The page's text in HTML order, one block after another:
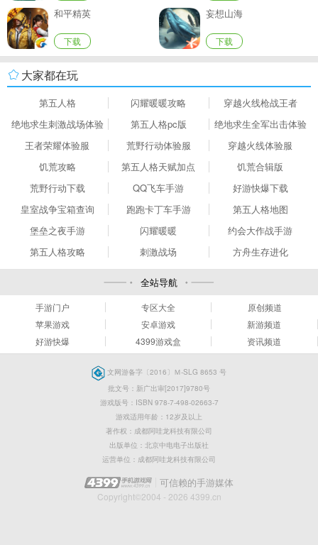
和平精英
下载
妄想山海
下载
大家都在玩
第五人格 闪耀暖暖攻略
穿越火线枪战王者
绝地求生刺激战场体验
第五人格pc版
绝地求生全军出击体验
王者荣耀体验服 荒野行动体验服
穿越火线体验服
饥荒攻略
第五人格天赋加点
饥荒合辑版
荒野行动下载
QQ飞车手游
好游快爆下载
皇室战争宝箱查询
跑跑卡丁车手游
第五人格地图
堡垒之夜手游
闪耀暖暖
约会大作战手游
第五人格攻略
刺激战场 方舟生存进化
全站导航
手游门户 专区大全
原创频道
苹果游戏
安卓游戏
新游频道
好游快爆
4399游戏盒 资讯频道
文网游备字〔2016〕Ｍ-SLG 8653 号
批文号：新广出审[2017]9780号
游戏版号：ISBN 978-7-498-02663-7
游戏适用年龄：12岁及以上
著作权：成都阿哇龙科技有限公司
出版单位：北京中电电子出版社
运营单位：成都阿哇龙科技有限公司
可信赖的手游媒体
Copyright©2004 - 2026 4399.cn